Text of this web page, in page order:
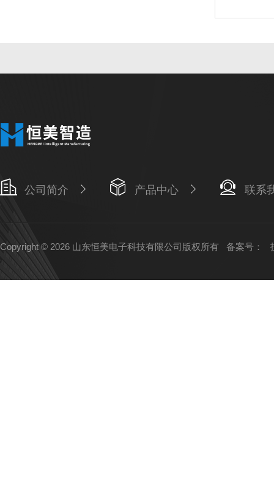
公司简介 产品中心 联系
Copyright © 2026 山东恒美电子科技有限公司版权所有 备案号：